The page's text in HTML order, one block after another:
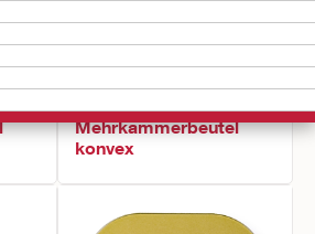
CeraPlus™ Urostomie
Mehrkammerbeutel
konvex